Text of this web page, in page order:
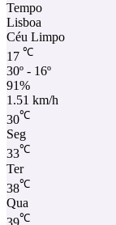
Tempo
Lisboa
Céu Limpo
17 ℃
30º - 16º
91%
1.51 km/h
30℃
Seg
33℃
Ter
38℃
Qua
℃